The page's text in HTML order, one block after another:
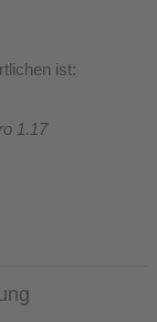
ist:
1.17